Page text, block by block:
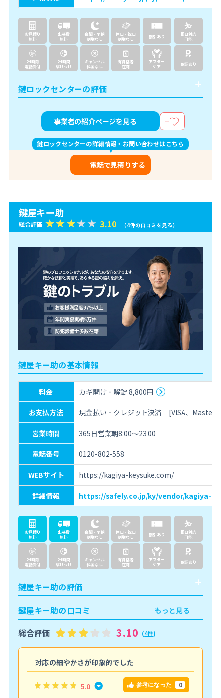
お見積り
無料
出張費
無料
夜間・早朝
割増なし
休日・祝日
割増なし
割引あり
即日対応
可能
24時間
電話受付
24時間
駆けつけ
キャンセル
料金なし
有資格者
在籍
アフター
ケア
保証あり
鍵ロックセンターの評価
事業者の紹介ページを見る
鍵ロックセンターの詳細情報・お問い合わせはこちら
電話で見積りする
鍵屋キー助
総合評価 3.10 （4件の口コミを見る）
鍵屋キー助の基本情報
料金 カギ開け・解錠 8,800円
お支払方法 現金払い・クレジット決済 [VISA、
営業時間 365日営業朝8:00～23:00
電話番号 0120-802-558
WEBサイト https://kagiya-keysuke.com/
詳細情報 https://safely.co.jp/ky/vendor/kagiya-
お見積り
無料
出張費
無料
夜間・早朝
割増なし
休日・祝日
割増なし
割引あり
即日対応
可能
24時間
電話受付
24時間
駆けつけ
キャンセル
料金なし
有資格者
在籍
アフター
ケア
保証あり
鍵屋キー助の評価
鍵屋キー助の口コミ
もっと見る
総合評価 3.10 (4件)
対応の細やかさが印象的でした
5.0 参考になった 0